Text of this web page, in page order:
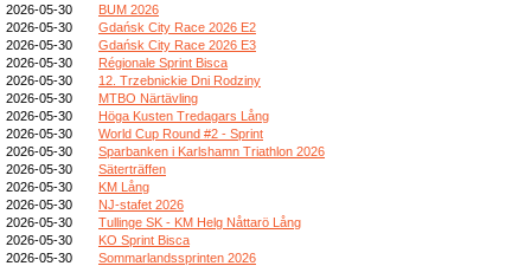
2026-05-30
BUM 2026
2026-05-30
Gdańsk City Race 2026 E2
2026-05-30
Gdańsk City Race 2026 E3
2026-05-30
Régionale Sprint Bisca
2026-05-30
12. Trzebnickie Dni Rodziny
2026-05-30
MTBO Närtävling
2026-05-30
Höga Kusten Tredagars Lång
2026-05-30
World Cup Round #2 - Sprint
2026-05-30
Sparbanken i Karlshamn Triathlon 2026
2026-05-30
Säterträffen
2026-05-30
KM Lång
2026-05-30
NJ-stafet 2026
2026-05-30
Tullinge SK - KM Helg Nåttarö Lång
2026-05-30
KO Sprint Bisca
2026-05-30
Sommarlandssprinten 2026